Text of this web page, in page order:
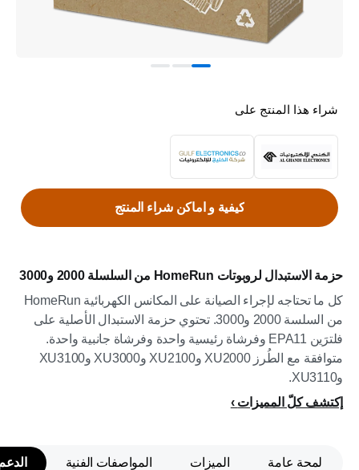
حزمة الاستبدال لروبوتات HomeRun من السلسلة 2000 و3000
كل ما تحتاجه لإجراء الصيانة على المكانس الكهربائية HomeRun
من السلسة 2000 و3000. تحتوي حزمة الاستبدال الأصلية على
فلترَين EPA11 وفرشاة رئيسية واحدة وفرشاة جانبية واحدة.
متوافقة مع الطُرز XU2000 وXU2100 وXU3000 وXU3100
وXU3110.
إكتشف كلّ المميزات
شراء هذا المنتج على
كيفية و اماكن شراء المنتج
لمحة عامة الميزات المواصفات الفنية